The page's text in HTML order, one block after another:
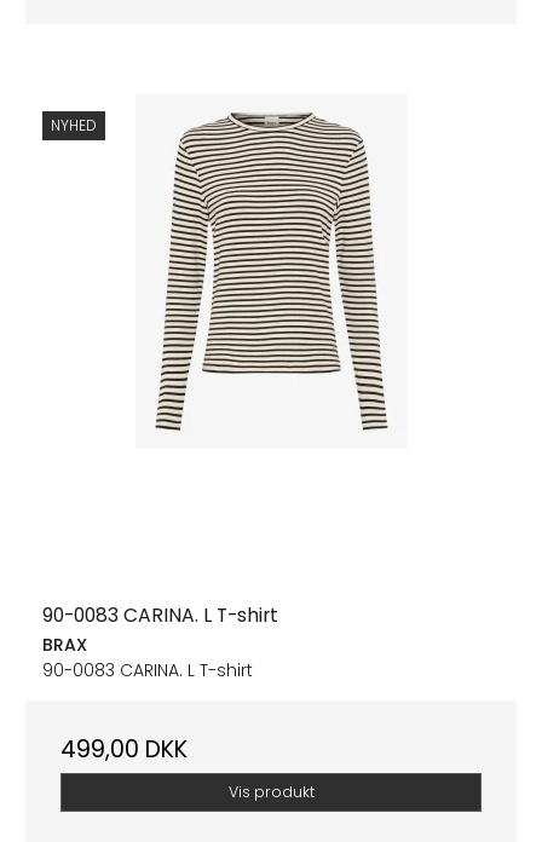
NYHED
90-0083 CARINA. L T-shirt
BRAX
90-0083 CARINA. L T-shirt
499,00 DKK
Vis produkt